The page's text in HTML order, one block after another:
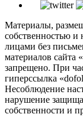
Материалы,
собственностью и
лицами без
материалов
запрещено. При
гиперссылка
Несоблюдение
нарушение
собственности и